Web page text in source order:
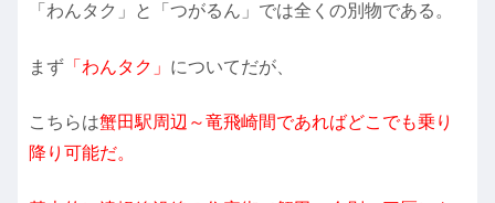
「わんタク」と「つがるん」では全くの別物である。
まず 「わんタク」 についてだが、
こちらは蟹田駅周辺～竜飛崎間であればどこでも乗り
降り可能だ。